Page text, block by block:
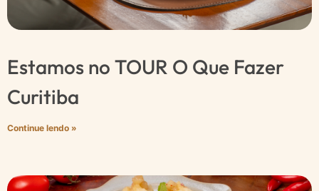
Estamos no TOUR O Que Fazer
Curitiba
Continue lendo »